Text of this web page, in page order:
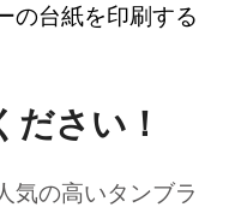
の台紙を印刷する
ださい！
気の高いタンブラ